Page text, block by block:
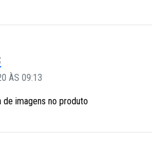
ÀS 09:13
imagens no produto